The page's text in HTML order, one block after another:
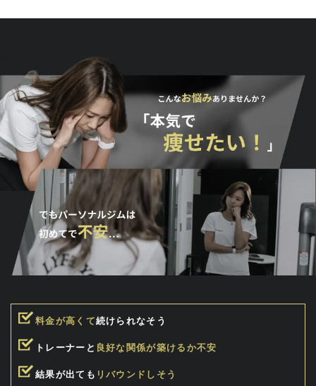
料金が高くて続けられなそう
トレーナーと 良好な関係が築けるか不安
結果が出ても リバウンドしそう